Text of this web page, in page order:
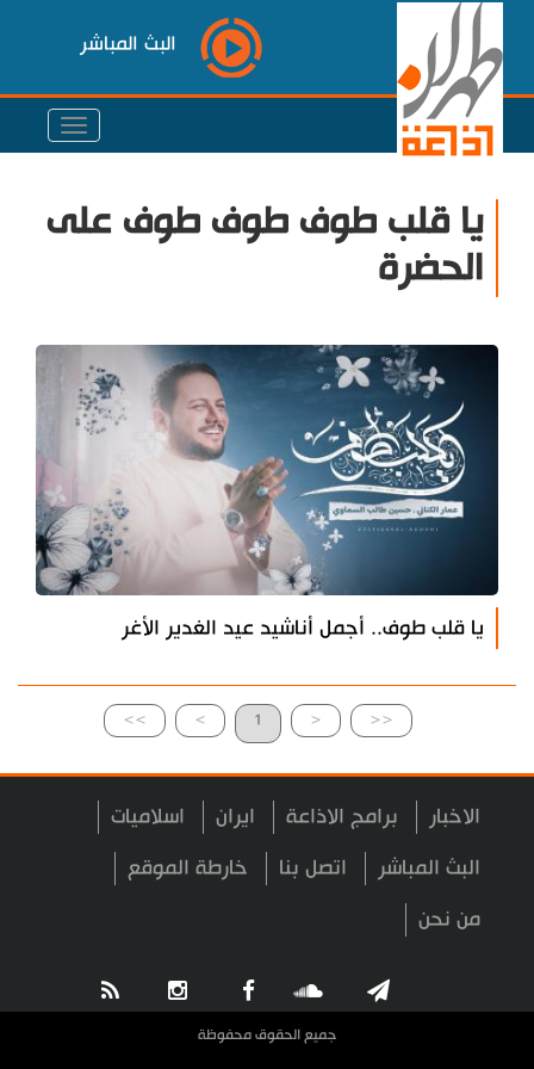
البث المباشر
يا قلب طوف طوف طوف على
الحضرة
يا قلب طوف.. أجمل أناشيد عيد الغدير الأغر
>> > 1 < <<
الاخبار برامج الاذاعة ايران اسلاميات
البث المباشر اتصل بنا خارطة الموقع
من نحن
جميع الحقوق محفوظة